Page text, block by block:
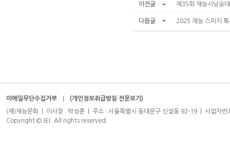
이전글 제35회 재능시낭송
다음글 2025 재능 스피치 톡
이메일무단수집거부 (개인정보취급방침 전문보기)
(재)재능문화 | 이사장 : 박성훈 | 주소 : 서울특별시 동대문구 신설동 92-19 | 사
Copyright © JEI. All rights reserved.